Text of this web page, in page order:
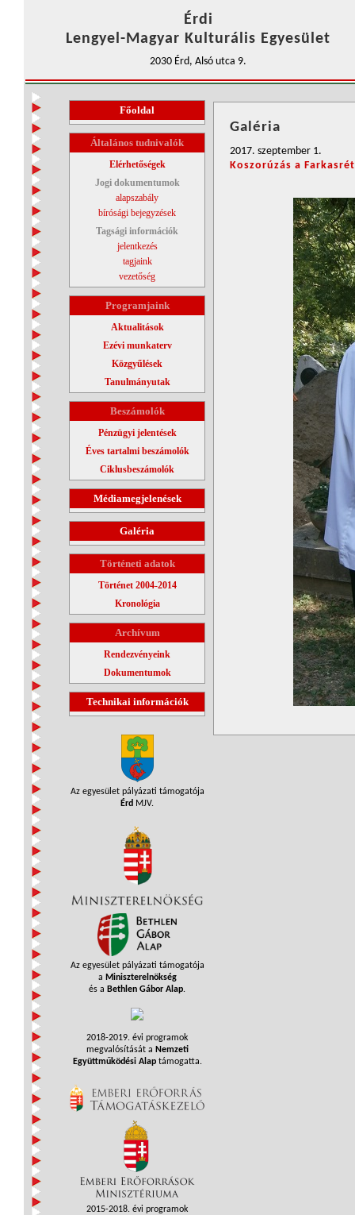
Érdi
Lengyel-Magyar Kulturális Egyesület
2030 Érd, Alsó utca 9.
Főoldal
Általános tudnivalók
Elérhetőségek
Jogi dokumentumok
alapszabály
bírósági bejegyzések
Tagsági információk
jelentkezés
tagjaink
vezetőség
Programjaink
Aktualitások
Ezévi munkaterv
Közgyűlések
Tanulmányutak
Beszámolók
Pénzügyi jelentések
Éves tartalmi beszámolók
Ciklusbeszámolók
Médiamegjelenések
Galéria
Történeti adatok
Történet 2004-2014
Kronológia
Archívum
Rendezvényeink
Dokumentumok
Technikai információk
Az egyesület pályázati támogatója
Érd MJV.
Az egyesület pályázati támogatója
a Miniszterelnökség
és a Bethlen Gábor Alap.
2018-2019. évi programok
megvalósítását a Nemzeti
Együttműködési Alaptámogatta.
2015-2018. évi programok
Galéria
2017. szeptember 1.
Koszorúzás a